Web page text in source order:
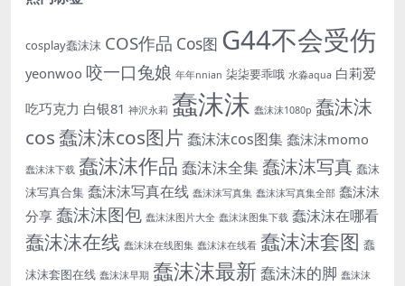
cosplay蠢沫沫 COS作品 Cos图 G44不会受伤
yeonwoo 咬一口兔娘 年年nnian 柒柒要乖哦 水淼aqua 白莉爱
吃巧克力 白银81 神沢永莉 蠢沫沫 蠢沫沫1080p 蠢沫沫
cos蠢沫沫cos图片 蠢沫沫cos图集 蠢沫沫momo
蠢沫沫下载 蠢沫沫作品 蠢沫沫全集蠢沫沫写真 蠢沫
沫写真合集 蠢沫沫写真在线 蠢沫沫写真集 蠢沫沫写真集全部 蠢沫沫
分享 蠢沫沫图包 蠢沫沫图片大全 蠢沫沫图集下载 蠢沫沫在哪看
蠢沫沫在线 蠢沫沫在线图集 蠢沫沫在线看 蠢沫沫套图 蠢
沫沫套图在线 蠢沫沫早期 蠢沫沫最新 蠢沫沫的脚 蠢沫沫